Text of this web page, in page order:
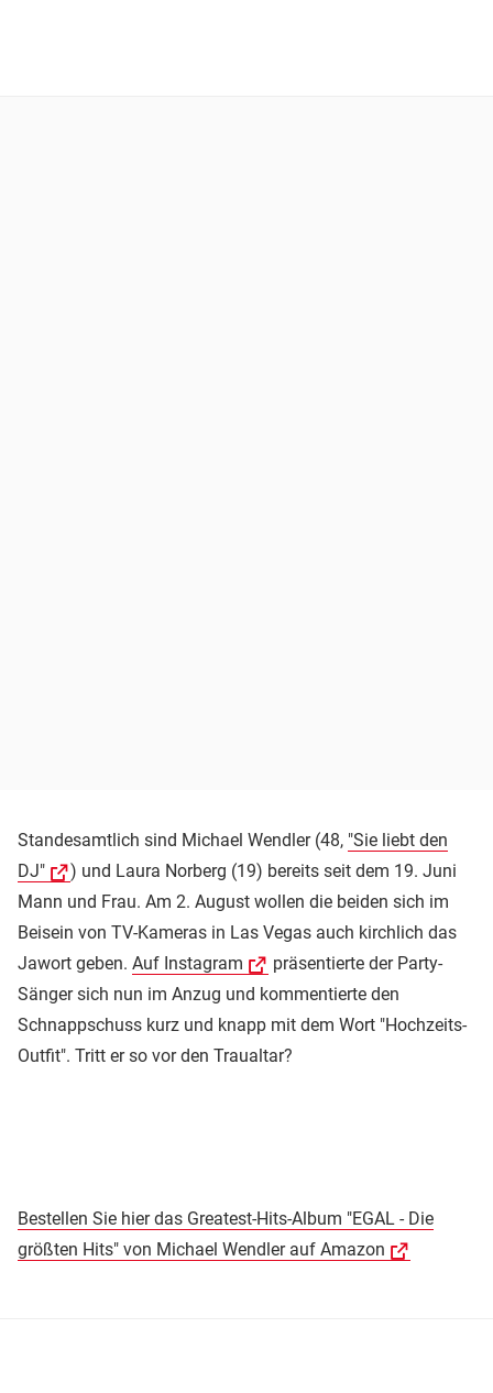
Standesamtlich sind Michael Wendler (48, "Sie liebt den
DJ"
) und Laura Norberg (19) bereits seit dem 19. Juni
Mann und Frau. Am 2. August wollen die beiden sich im
Beisein von TV-Kameras in Las Vegas auch kirchlich das
Jawort geben. Auf Instagram
präsentierte der Party-
Sänger sich nun im Anzug und kommentierte den
Schnappschuss kurz und knapp mit dem Wort "Hochzeits-
Outfit". Tritt er so vor den Traualtar?
Bestellen Sie hier das Greatest-Hits-Album "EGAL - Die
größten Hits" von Michael Wendler auf Amazon